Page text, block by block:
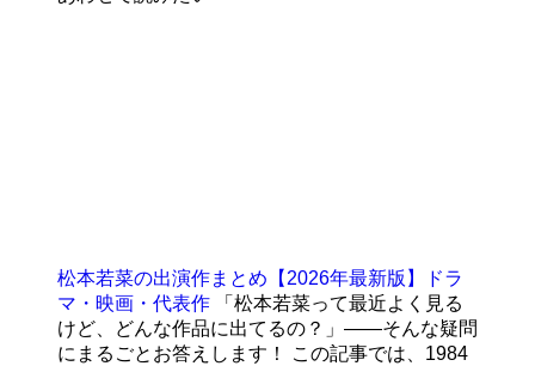
松本若菜の出演作まとめ【2026年最新版】ドラ
マ・映画・代表作
「松本若菜って最近よく見る
けど、どんな作品に出てるの？」——そんな疑問
にまるごとお答えします！ この記事では、1984